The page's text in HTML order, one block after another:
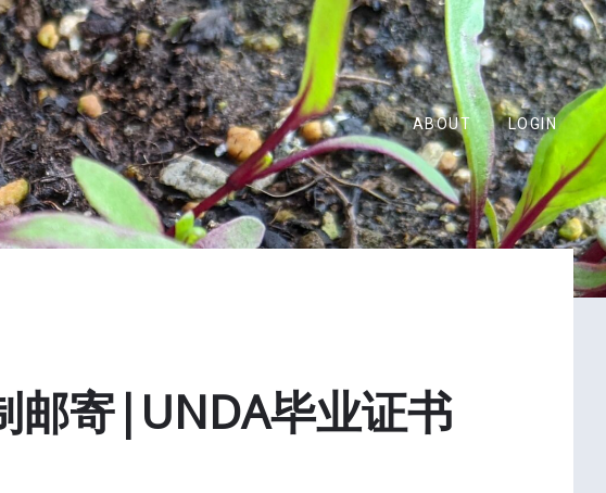
ABOUT LOGIN
邮寄|UNDA毕业证书